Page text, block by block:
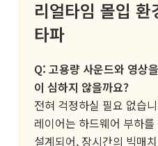
리얼타임 몰입
타파
Q: 고용량 사운드와 영상
이 심하지 않을까요?
전혀 걱정하실 필요 없습
레이어는 하드웨어 부하
설계되어, 장시간의 빅매